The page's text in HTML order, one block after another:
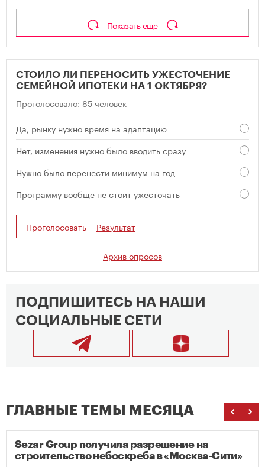
Показать еще
СТОИЛО ЛИ ПЕРЕНОСИТЬ УЖЕСТОЧЕНИЕ
СЕМЕЙНОЙ ИПОТЕКИ НА 1 ОКТЯБРЯ?
Проголосовало: 85 человек
Да, рынку нужно время на адаптацию
Нет, изменения нужно было вводить сразу
Нужно было перенести минимум на год
Программу вообще не стоит ужесточать
Проголосовать Результат
Архив опросов
ПОДПИШИТЕСЬ НА НАШИ
СОЦИАЛЬНЫЕ СЕТИ
ГЛАВНЫЕ ТЕМЫ МЕСЯЦА
Sezar Group получила разрешение на
строительство небоскреба в «Москва-Сити»